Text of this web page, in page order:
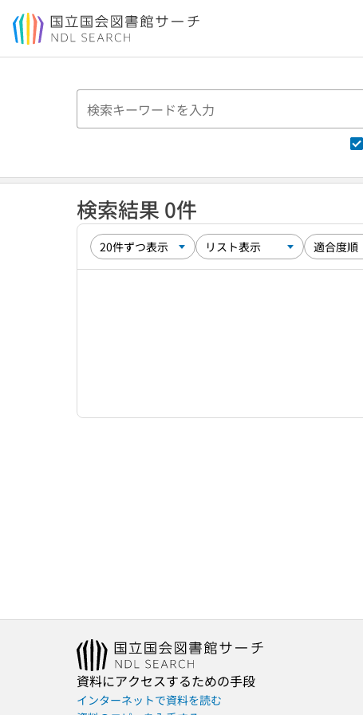
本文へ移動
検索結果 0件
資料にアクセスするための手段
インターネットで資料を読む